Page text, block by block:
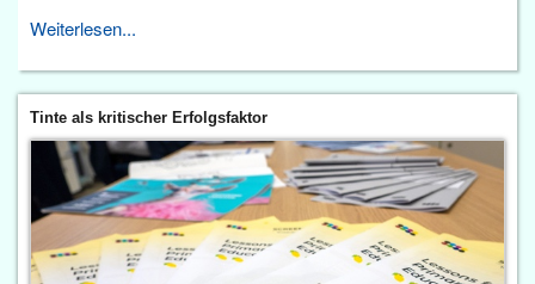
Weiterlesen...
Tinte als kritischer Erfolgsfaktor